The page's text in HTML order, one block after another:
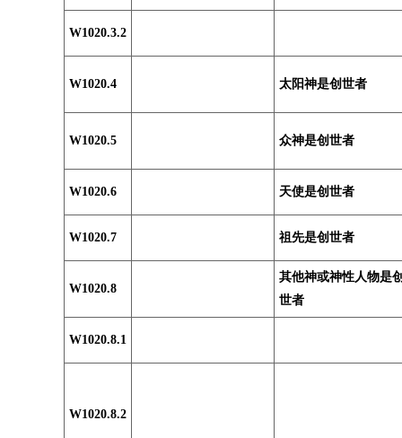
W1020.3.2
W1020.4 太阳神是创世者
W1020.5 众神是创世者
W1020.6 天使是创世者
W1020.7 祖先是创世者
W1020.8
其他神或神性人物是
世者
W1020.8.1
W1020.8.2